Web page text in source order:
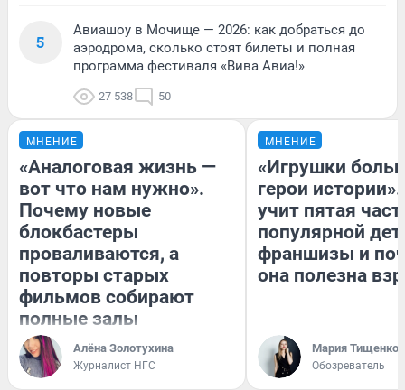
5
Авиашоу в Мочище — 2026: как добраться до
аэродрома, сколько стоят билеты и полная
программа фестиваля «Вива Авиа!»
27 538 50
МНЕНИЕ
«Аналоговая жизнь —
вот что нам нужно».
Почему новые
блокбастеры
проваливаются, а
повторы старых
фильмов собирают
полные залы
Алёна Золотухина
Журналист НГС
МНЕНИЕ
«Игрушки
герои
учит пятая
популярной
франшизы и
она полезна
Мария Тищенко
Обозреватель